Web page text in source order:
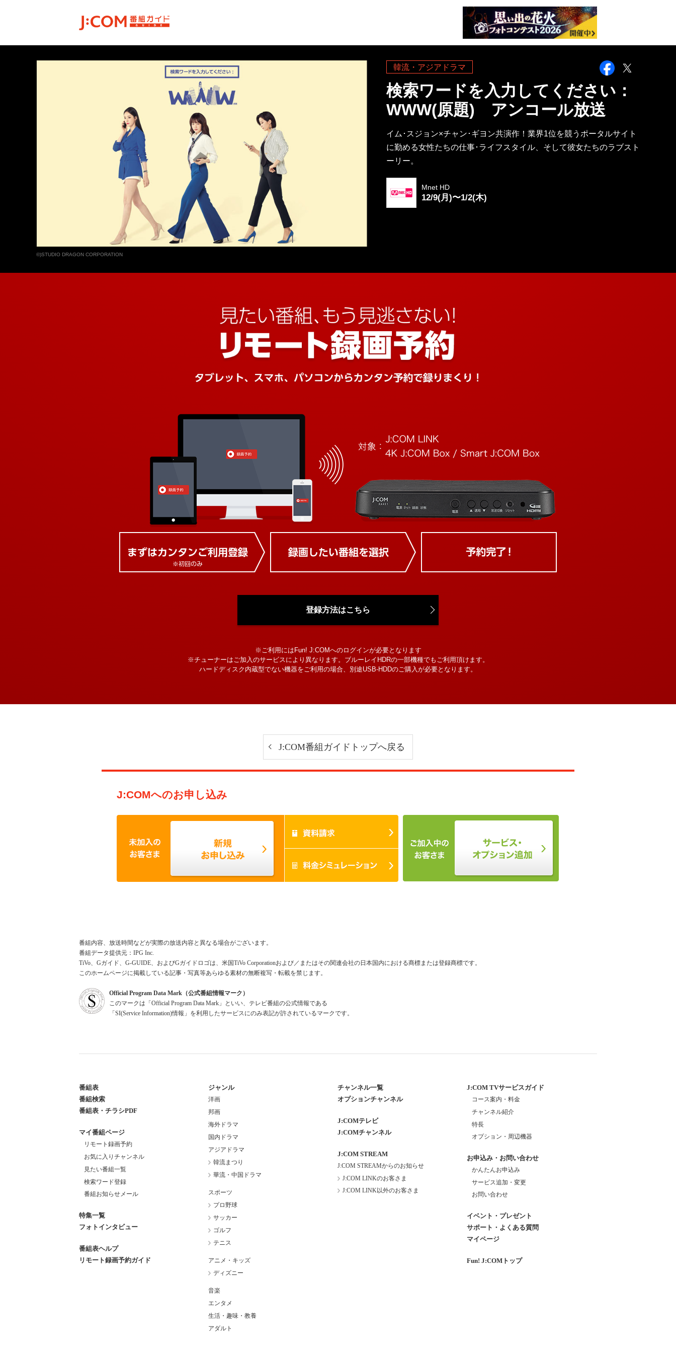
©)STUDIO DRAGON CORPORATION
韓流・アジアドラマ
検索ワードを入力してください：
WWW(原題) アンコール放送
イム･スジョン×チャン･ギヨン共演作！業界1位を競うポータルサイト
に勤める女性たちの仕事･ライフスタイル、そして彼女たちのラブスト
ーリー。
Mnet HD
12/9(月)〜1/2(木)
Facebook
登録方法はこちら
※ご利用にはFun! J:COMへのログインが必要となります
※チューナーはご加入のサービスにより異なります。ブルーレイHDRの一部機種でもご利用頂けます。
ハードディスク内蔵型でない機器をご利用の場合、別途USB-HDDのご購入が必要となります。
J:COM番組ガイドトップへ戻る
J:COMへのお申し込み
番組内容、放送時間などが実際の放送内容と異なる場合がございます。
番組データ提供元：IPG Inc.
TiVo、Gガイド、G-GUIDE、およびGガイドロゴは、米国TiVo Corporationおよび／またはその関連会社の日本国内における商標または登録商標です。
このホームページに掲載している記事・写真等あらゆる素材の無断複写・転載を禁じます。
Official Program Data Mark（公式番組情報マーク）
このマークは「Official Program Data Mark」といい、テレビ番組の公式情報である
「SI(Service Information)情報」を利用したサービスにのみ表記が許されているマークです。
番組表
番組検索
番組表・チラシPDF
マイ番組ページ
リモート録画予約
お気に入りチャンネル
見たい番組一覧
検索ワード登録
番組お知らせメール
特集一覧
フォトインタビュー
番組表ヘルプ
リモート録画予約ガイド
ジャンル
洋画
邦画
海外ドラマ
国内ドラマ
アジアドラマ
韓流まつり
華流・中国ドラマ
スポーツ
プロ野球
サッカー
ゴルフ
テニス
アニメ・キッズ
ディズニー
音楽
エンタメ
生活・趣味・教養
アダルト
チャンネル一覧
オプションチャンネル
J:COMテレビ
J:COMチャンネル
J:COM STREAM
J:COM STREAMからのお知らせ
J:COM LINKのお客さま
J:COM LINK以外のお客さま
J:COM TVサービスガイド
コース案内・料金
チャンネル紹介
特長
オプション・周辺機器
お申込み・お問い合わせ
かんたんお申込み
サービス追加・変更
お問い合わせ
イベント・プレゼント
サポート・よくある質問
マイページ
Fun! J:COMトップ